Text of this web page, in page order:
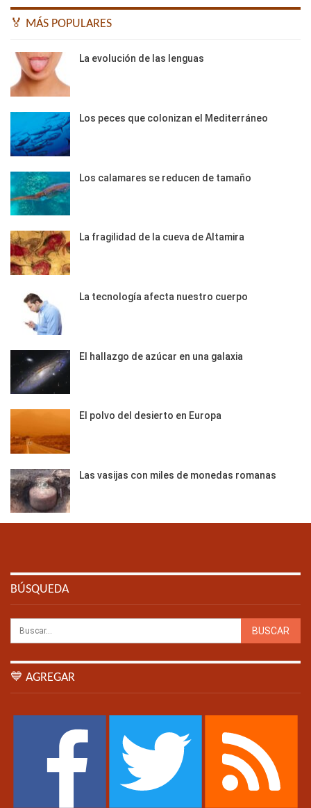
🏅 MÁS POPULARES
La evolución de las lenguas
Los peces que colonizan el Mediterráneo
Los calamares se reducen de tamaño
La fragilidad de la cueva de Altamira
La tecnología afecta nuestro cuerpo
El hallazgo de azúcar en una galaxia
El polvo del desierto en Europa
Las vasijas con miles de monedas romanas
BÚSQUEDA
💙 AGREGAR